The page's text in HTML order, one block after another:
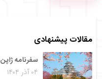
مقالات پیشنهادی
سفرنامه ژاپن
۰۴ آذر ۱۴۰۴